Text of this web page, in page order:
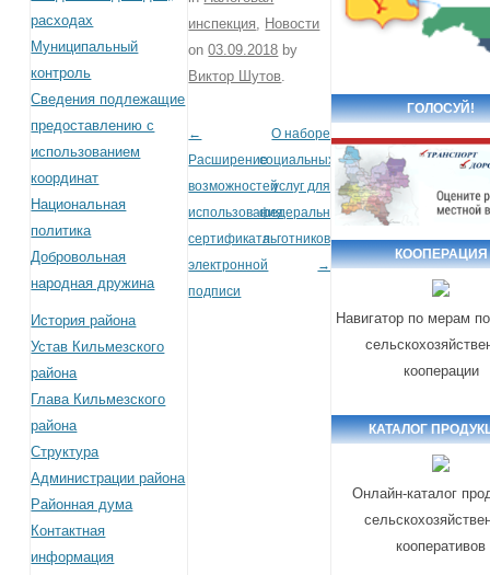
расходах
Муниципальный
контроль
Сведения подлежащие
предоставлению с
использованием
координат
Национальная
политика
Добровольная
народная дружина
История района
Устав Кильмезского
района
Глава Кильмезского
района
Структура
Администрации района
Районная дума
Контактная
информация
инспекция, Новости
on03.09.2018 by
Виктор Шутов.
Post navigation
←
Расширение
возможностей
использования
сертификата
электронной
подписи
О наборе
социальных
услуг для
федеральных
льготников
→
ГОЛОСУЙ!
КООПЕРАЦИЯ
Навигатор по мерам
кооперации
КАТАЛОГ
Онлайн-каталог
кооперативов